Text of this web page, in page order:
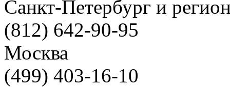
Санкт-Петербург и
(812) 642-90-95
Москва
(499) 403-16-10